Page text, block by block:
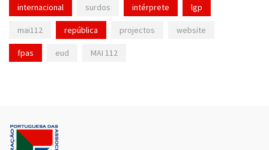
internacional surdos intérprete lgp
mai112 república projectos website
fpas eud MAI 112